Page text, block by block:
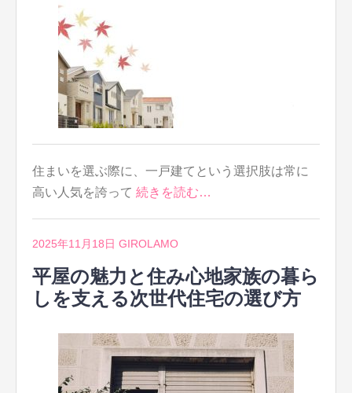
住まいを選ぶ際に、一戸建てという選択肢は常に
高い人気を誇って 続きを読む…
2025年11月18日 GIROLAMO
平屋の魅力と住み心地家族の暮ら
しを支える次世代住宅の選び方